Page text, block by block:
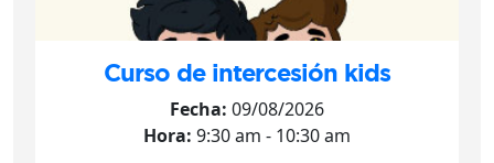
Curso de intercesión kids
Fecha: 09/08/2026
Hora: 9:30 am - 10:30 am